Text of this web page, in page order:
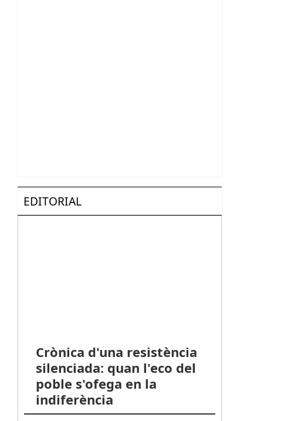
EDITORIAL
Crònica d'una resistència
silenciada: quan l'eco del
poble s'ofega en la
indiferència